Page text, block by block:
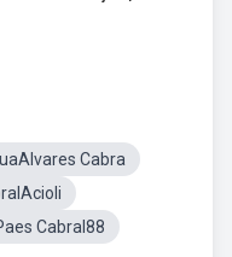
Cabra
Cabral88